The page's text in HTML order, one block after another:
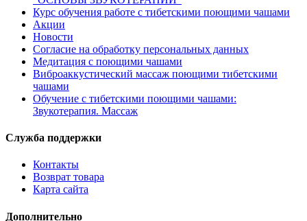
Курс обучения работе с тибетскими поющими чашами
Акции
Новости
Согласие на обработку персональных данных
Медитация с поющими чашами
Виброаккустический массаж поющими тибетскими
чашами
Обучение с тибетскими поющими чашами:
Звукотерапия. Массаж
Служба поддержки
Контакты
Возврат товара
Карта сайта
Дополнительно